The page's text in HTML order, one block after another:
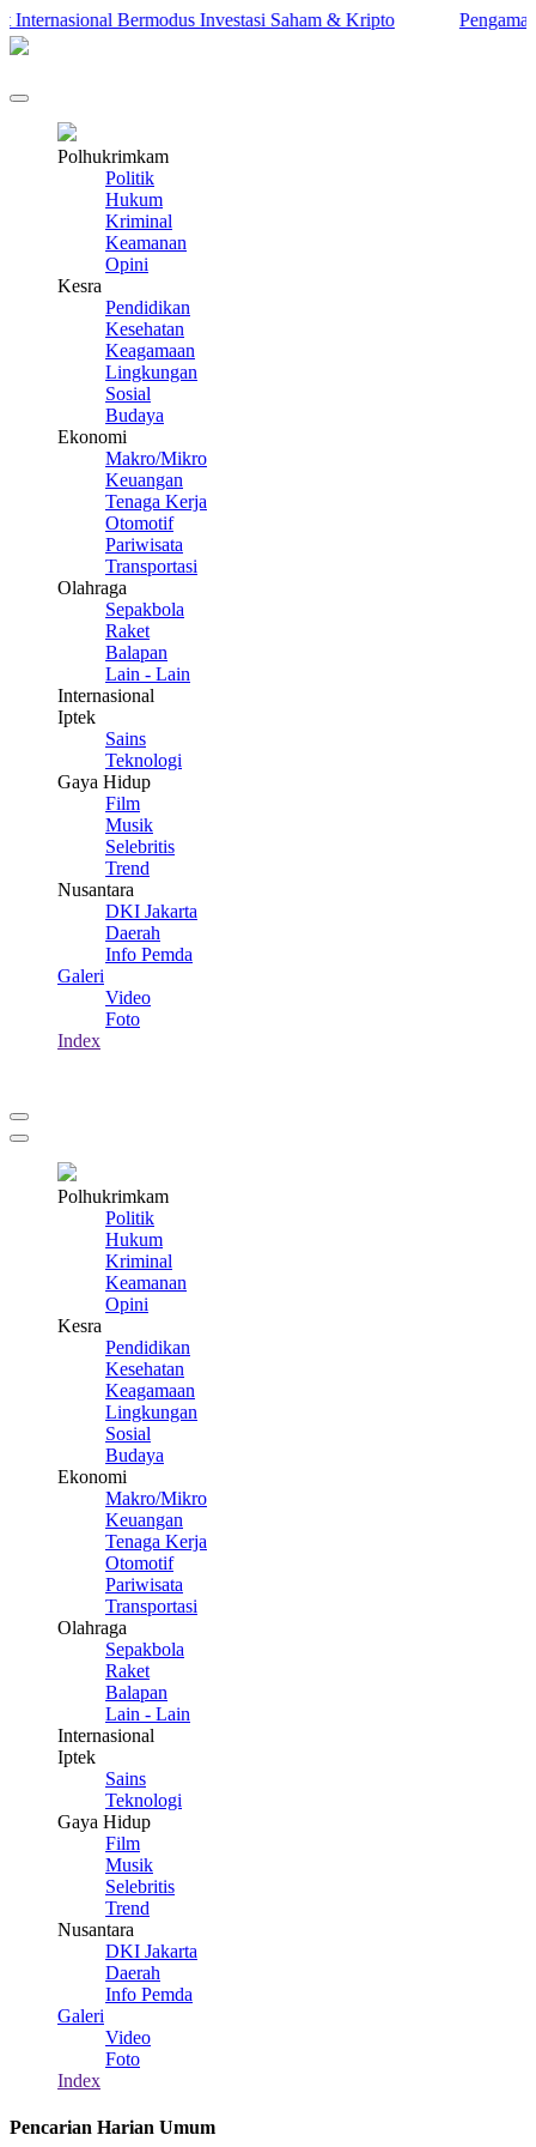
Bermodus Investasi Saham & Kripto Pengamat
Polhukrimkam
Politik
Hukum
Kriminal
Keamanan
Opini
Kesra
Pendidikan
Kesehatan
Keagamaan
Lingkungan
Sosial
Budaya
Ekonomi
Makro/Mikro
Keuangan
Tenaga Kerja
Otomotif
Pariwisata
Transportasi
Olahraga
Sepakbola
Raket
Balapan
Lain - Lain
Internasional
Iptek
Sains
Teknologi
Gaya Hidup
Film
Musik
Selebritis
Trend
Nusantara
DKI Jakarta
Daerah
Info Pemda
Galeri
Video
Foto
Index
Polhukrimkam
Politik
Hukum
Kriminal
Keamanan
Opini
Kesra
Pendidikan
Kesehatan
Keagamaan
Lingkungan
Sosial
Budaya
Ekonomi
Makro/Mikro
Keuangan
Tenaga Kerja
Otomotif
Pariwisata
Transportasi
Olahraga
Sepakbola
Raket
Balapan
Lain - Lain
Internasional
Iptek
Sains
Teknologi
Gaya Hidup
Film
Musik
Selebritis
Trend
Nusantara
DKI Jakarta
Daerah
Info Pemda
Galeri
Video
Foto
Index
Pencarian Harian Umum